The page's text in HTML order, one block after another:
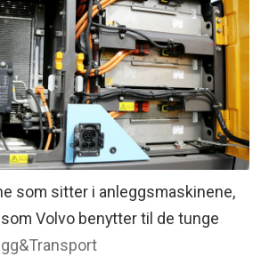
som sitter i anleggsmaskinene,
Volvo benytter til de tunge